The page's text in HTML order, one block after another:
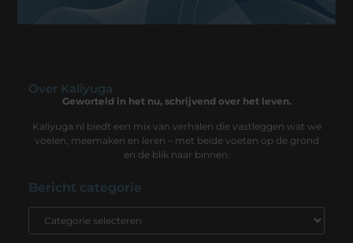
Over Kaliyuga
Geworteld in het nu, schrijvend over het leven.
Kaliyuga.nl biedt een mix van verhalen die vastleggen wat we
voelen, meemaken en leren – met beide voeten op de grond
en de blik naar binnen.
Bericht categorie